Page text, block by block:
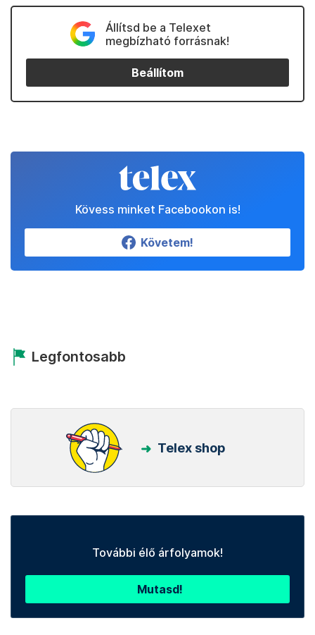
Állítsd be a Telexet
megbízható forrásnak!
Beállítom
Kövess minket Facebookon is!
Követem!
Legfontosabb
Telex shop
További élő árfolyamok!
Mutasd!